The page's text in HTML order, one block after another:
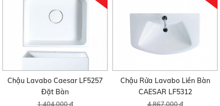
Chậu Lavabo Caesar LF5257
Đặt Bàn
1.404.000 đ
Chậu Rửa Lavabo Liền Bàn
CAESAR LF5312
4.867.000 đ